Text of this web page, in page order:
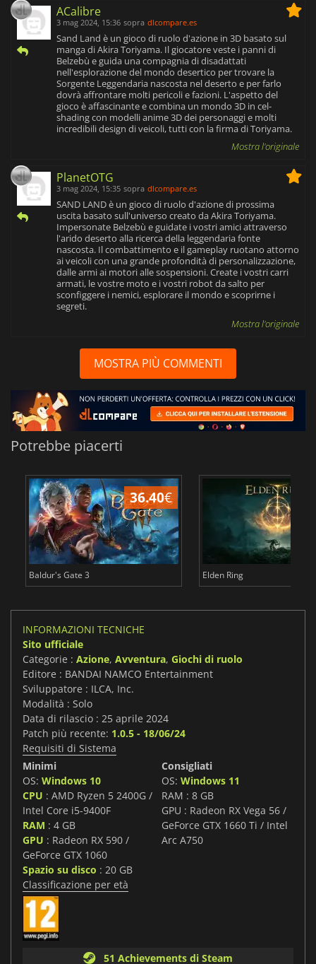
ACalibre
3 mag 2024, 15:36 sopra dlcompare.es
Sand Land è un gioco di ruolo d'azione in 3D basato sul
manga di Akira Toriyama. Il giocatore veste i panni di
Belzebù e guida una compagnia di disadattati
nell'esplorazione del mondo desertico per trovare la
Sorgente Leggendaria nascosta nel deserto e per farlo
dovrà affrontare molti pericoli e fazioni. L'aspetto del
gioco è affascinante e combina un mondo 3D in cel-
shading con modelli anime 3D dei personaggi e molti
incredibili design di veicoli, tutti con la firma di Toriyama.
Mostra l'originale
PlanetOTG
3 mag 2024, 15:35 sopra dlcompare.es
SAND LAND è un gioco di ruolo d'azione di prossima
uscita basato sull'universo creato da Akira Toriyama.
Impersonate Belzebù e guidate i vostri amici attraverso
l'arido deserto alla ricerca della leggendaria fonte
nascosta. Il combattimento e il gameplay ruotano attorno
ai veicoli con una grande profondità di personalizzazione,
dalle armi ai motori alle sospensioni. Create i vostri carri
armati, le vostre moto e i vostri robot da salto per
sconfiggere i nemici, esplorare il mondo e scoprirne i
segreti.
Mostra l'originale
MOSTRA PIÙ COMMENTI
Potrebbe piacerti
36.40€
Baldur's Gate 3 Elden Ring
INFORMAZIONI TECNICHE
Sito ufficiale
Categorie : Azione, Avventura, Giochi di ruolo
Editore : BANDAI NAMCO Entertainment
Sviluppatore : ILCA, Inc.
Modalità : Solo
Data di rilascio : 25 aprile 2024
Patch più recente: 1.0.5 - 18/06/24
Requisiti di Sistema
Minimi
OS: Windows 10
CPU : AMD Ryzen 5 2400G /
Intel Core i5-9400F
RAM : 4 GB
GPU : Radeon RX 590 /
GeForce GTX 1060
Spazio su disco : 20 GB
Consigliati
OS: Windows 11
RAM : 8 GB
GPU : Radeon RX Vega 56 /
GeForce GTX 1660 Ti / Intel
Arc A750
Classificazione per età
51 Achievements di Steam